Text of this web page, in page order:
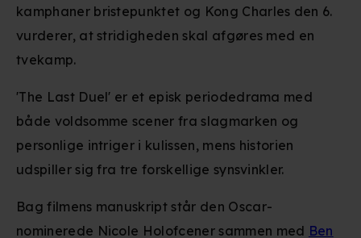
kamphaner bristepunktet og Kong Charles den 6.
vurderer, at stridigheden skal afgøres med en
tvekamp.
'The Last Duel' er et episk periodedrama med
både voldsomme scener fra slagmarken og
personlige intriger i kulissen, mens historien
udspiller sig fra tre forskellige synsvinkler.
Bag filmens manuskript står den Oscar-
nominerede Nicole Holofcener sammen med Ben